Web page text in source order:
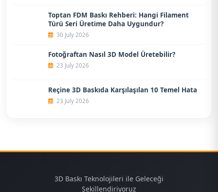
Toptan FDM Baskı Rehberi: Hangi Filament
Türü Seri Üretime Daha Uygundur?
30 July 2026
Fotoğraftan Nasıl 3D Model Üretebilir?
23 July 2026
Reçine 3D Baskıda Karşılaşılan 10 Temel Hata
23 July 2026
3D Baskı Teknolojileri ile Geleceği
Şekillendiriyoruz